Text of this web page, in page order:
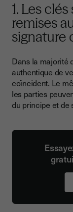
1. Les
remises
signature
Dans la majorité
authentique de
coïncident. Le
les parties
du principe et de